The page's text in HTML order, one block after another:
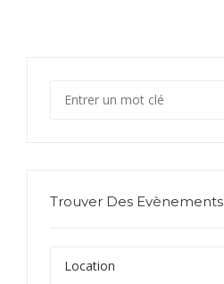
Trouver Des Evènements